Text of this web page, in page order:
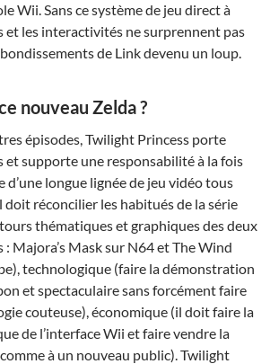
Wii. Sans ce système de jeu direct à
et les interactivités ne surprennent pas
de Link devenu un loup.
nouveau Zelda ?
épisodes, Twilight Princess porte
et supporte une responsabilité à la fois
d’une longue lignée de jeu vidéo tous
réconcilier les habitués de la série
thématiques et graphiques des deux
Majora’s Mask sur N64 et The Wind
technologique (faire la démonstration
et spectaculaire sans forcément faire
couteuse), économique (il doit faire la
de l’interface Wii et faire vendre la
à un nouveau public). Twilight